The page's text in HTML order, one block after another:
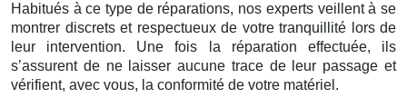
Habitués à ce type de réparations, nos experts veillent à se
montrer discrets et respectueux de votre tranquillité lors de
leur intervention. Une fois la réparation effectuée, ils
s’assurent de ne laisser aucune trace de leur passage et
vérifient, avec vous, la conformité de votre matériel.